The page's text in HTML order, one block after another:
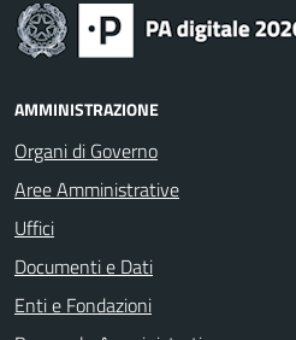
AMMINISTRAZIONE
Organi di Governo
Aree Amministrative
Uffici
Documenti e Dati
Enti e Fondazioni